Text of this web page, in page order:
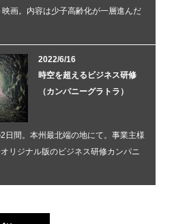
画。内容は少子高齢化が一層進んだ
2022/6/16
時空を超えるビジネス研修
（カンパニーグラトラ）
日間。本州最北端の地にて。事業主様
リジナル版のビジネス研修カンパニ